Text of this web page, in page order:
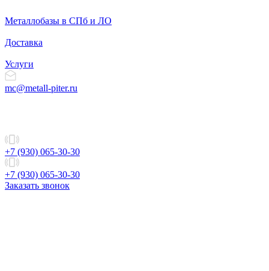
Металлобазы в СПб и ЛО
Доставка
Услуги
mc@metall-piter.ru
+7 (930) 065-30-30
+7 (930) 065-30-30
Заказать звонок